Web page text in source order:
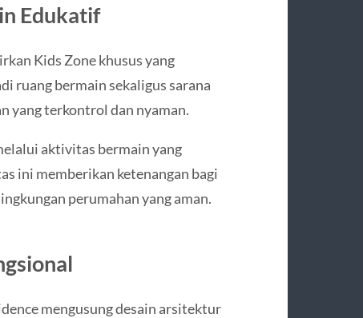
Edukatif
Kids Zone khusus yang
ruang bermain sekaligus sarana
yang terkontrol dan nyaman.
aktivitas bermain yang
ini memberikan ketenangan bagi
perumahan yang aman.
mengusung desain arsitektur